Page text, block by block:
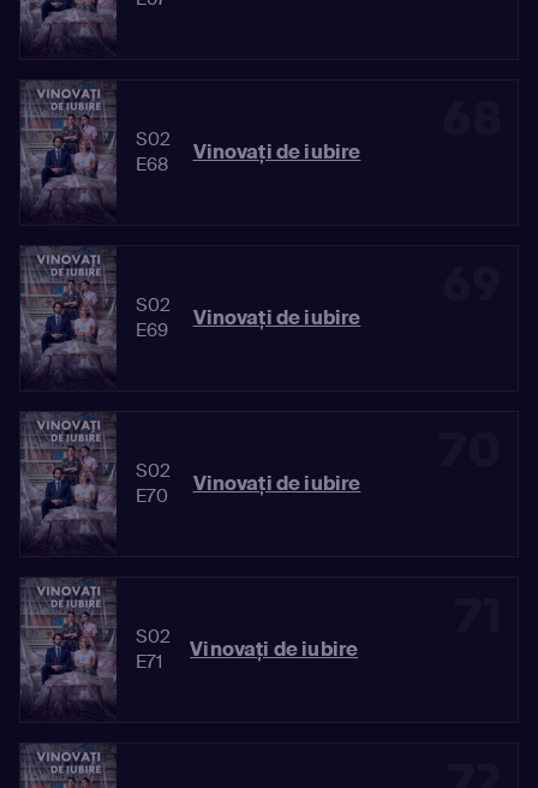
S02
E68
Vinovaţi de iubire
S02
E69
Vinovaţi de iubire
S02
E70
Vinovaţi de iubire
S02
E71
Vinovaţi de iubire